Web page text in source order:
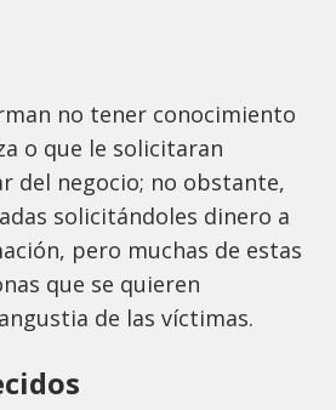
no tener conocimiento
o que le solicitaran
del negocio; no obstante,
solicitándoles dinero a
pero muchas de estas
que se quieren
de las víctimas.